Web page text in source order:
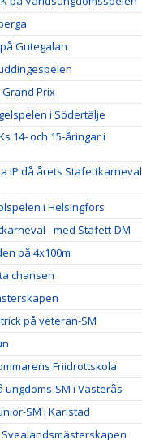
Gutegalan
Grand Prix
i Södertälje
14- och 15-åringar i
IP då årets Stafettkarneval
i Helsingfors
- med Stafett-DM
på 4x100m
chansen
på veteran-SM
Friidrottskola
ungdoms-SM i Västerås
SM i Karlstad
Svealandsmästerskapen